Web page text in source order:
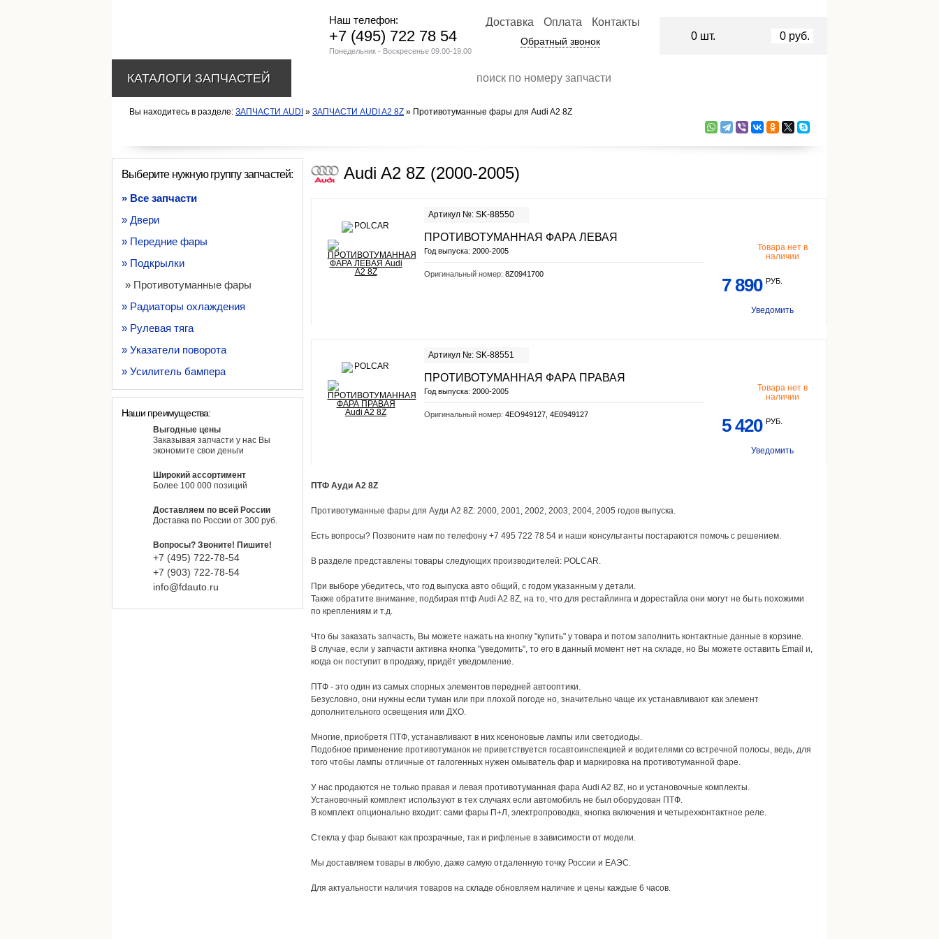
Вы находитесь в разделе: ЗАПЧАСТИ AUDI » ЗАПЧАСТИ AUDI A2 8Z » Противотуманные фары для Audi A2 8Z
Audi A2 8Z (2000-2005)
Артикул №: SK-88550
ПРОТИВОТУМАННАЯ ФАРА ЛЕВАЯ
Год выпуска: 2000-2005
Оригинальный номер: 8Z0941700
Товара нет в
наличии
7 890 РУБ.
Уведомить
Артикул №: SK-88551
ПРОТИВОТУМАННАЯ ФАРА ПРАВАЯ
Год выпуска: 2000-2005
Оригинальный номер: 4EO949127, 4E0949127
Товара нет в
наличии
5 420 РУБ.
Уведомить
ПТФ Ауди A2 8Z
Противотуманные фары для Ауди A2 8Z: 2000, 2001, 2002, 2003, 2004, 2005 годов выпуска.
Есть вопросы? Позвоните нам по телефону +7 495 722 78 54 и наши консультанты постараются помочь с решением.
В разделе представлены товары следующих производителей: POLCAR.
При выборе убедитесь, что год выпуска авто общий, с годом указанным у детали.
Также обратите внимание, подбирая птф Audi A2 8Z, на то, что для рестайлинга и дорестайла они могут не быть похожими
по креплениям и т.д.
Что бы заказать запчасть, Вы можете нажать на кнопку "купить" у товара и потом заполнить контактные данные в корзине.
В случае, если у запчасти активна кнопка "уведомить", то его в данный момент нет на складе, но Вы можете оставить Email и,
когда он поступит в продажу, придёт уведомление.
ПТФ - это один из самых спорных элементов передней автооптики.
Безусловно, они нужны если туман или при плохой погоде но, значительно чаще их устанавливают как элемент
дополнительного освещения или ДХО.
Многие, приобретя ПТФ, устанавливают в них ксеноновые лампы или светодиоды.
Подобное применение противотуманок не приветствуется госавтоинспекцией и водителями со встречной полосы, ведь, для
того чтобы лампы отличные от галогенных нужен омыватель фар и маркировка на противотуманной фаре.
У нас продаются не только правая и левая противотуманная фара Audi A2 8Z, но и установочные комплекты.
Установочный комплект используют в тех случаях если автомобиль не был оборудован ПТФ.
В комплект опционально входит: сами фары П+Л, электропроводка, кнопка включения и четырехконтактное реле.
Стекла у фар бывают как прозрачные, так и рифленые в зависимости от модели.
Мы доставляем товары в любую, даже самую отдаленную точку России и ЕАЭС.
Для актуальности наличия товаров на складе обновляем наличие и цены каждые 6 часов.
Выберите нужную группу запчастей:
» Все запчасти
» Двери
» Передние фары
» Подкрылки
» Противотуманные фары
» Радиаторы охлаждения
» Рулевая тяга
» Указатели поворота
» Усилитель бампера
Наши преимущества:
Выгодные цены
Заказывая запчасти у нас Вы
экономите свои деньги
Широкий ассортимент
Более 100 000 позиций
Доставляем по всей России
Доставка по России от 300 руб.
Вопросы? Звоните! Пишите!
+7 (495) 722-78-54
+7 (903) 722-78-54
info@fdauto.ru
Наш телефон:
+7 (495) 722 78 54
Понедельник - Воскресенье 09.00-19.00
Доставка Оплата Контакты
Обратный звонок 0 шт. 0 руб.
КАТАЛОГИ ЗАПЧАСТЕЙ